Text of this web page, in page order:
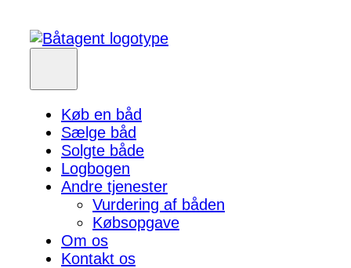
Køb en båd
Sælge båd
Solgte både
Logbogen
Andre tjenester
Vurdering af båden
Købsopgave
Om os
Kontakt os